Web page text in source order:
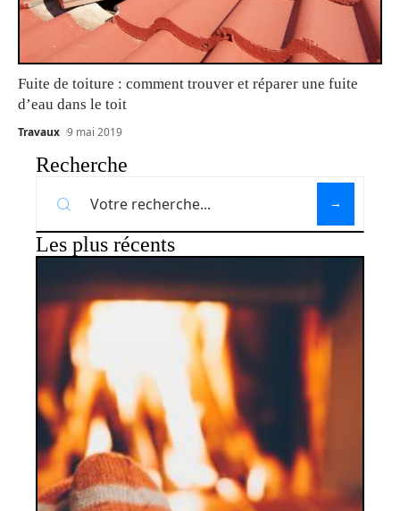
Fuite de toiture : comment trouver et réparer une fuite
d’eau dans le toit
Travaux 9 mai 2019
Recherche
Les plus récents